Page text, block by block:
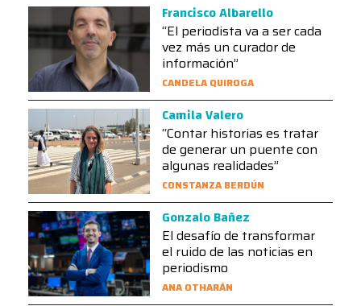
Francisco Albarello
“El periodista va a ser cada
vez más un curador de
información”
CANDELA QUIROGA
Camila Valero
“Contar historias es tratar
de generar un puente con
algunas realidades”
CONSTANZA BERDÚN
Gonzalo Bañez
El desafío de transformar
el ruido de las noticias en
periodismo
ANA OTHARÁN